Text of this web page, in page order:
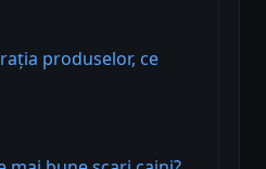
produselor, ce